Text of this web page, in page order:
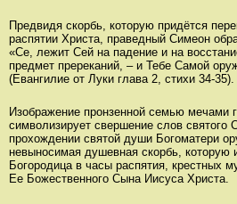
Предвидя скорбь, которую придётся
распятии Христа, праведный Симеон
«Се, лежит Сей на падение и на
предмет пререканий, – и Тебе Самой
(Евангилие от Луки глава 2, стихи 34-35).
Изображение пронзенной семью мечами
символизирует свершение слов святого
прохождении святой души Богоматери
невыносимая душевная скорбь, которую
Богородица в часы распятия, крестных
Ее Божественного Сына Иисуса Христа.